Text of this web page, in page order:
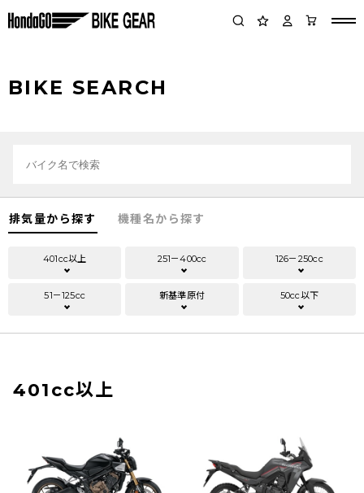
BIKE SEARCH
排気量から探す 機種名から探す
401cc以上 251－400cc 126－250cc
51－125cc 新基準原付 50cc以下
401cc以上